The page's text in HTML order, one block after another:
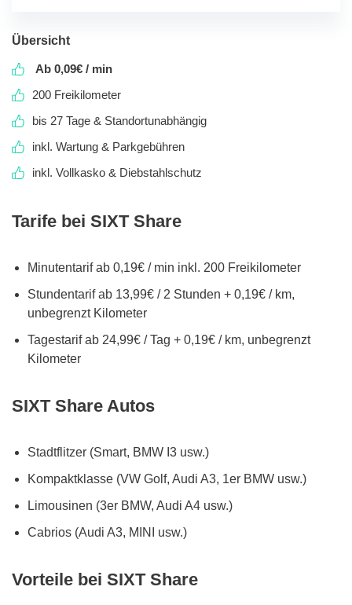
Übersicht
Ab 0,09€ / min
200 Freikilometer
bis 27 Tage & Standortunabhängig
inkl. Wartung & Parkgebühren
inkl. Vollkasko & Diebstahlschutz
Tarife bei SIXT Share
Minutentarif ab 0,19€ / min inkl. 200 Freikilometer
Stundentarif ab 13,99€ / 2 Stunden + 0,19€ / km,
unbegrenzt Kilometer
Tagestarif ab 24,99€ / Tag + 0,19€ / km, unbegrenzt
Kilometer
SIXT Share Autos
Stadtflitzer (Smart, BMW I3 usw.)
Kompaktklasse (VW Golf, Audi A3, 1er BMW usw.)
Limousinen (3er BMW, Audi A4 usw.)
Cabrios (Audi A3, MINI usw.)
Vorteile bei SIXT Share